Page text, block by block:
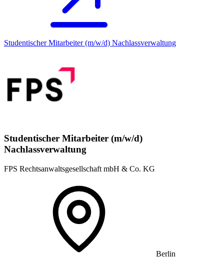
Studentischer Mitarbeiter (m/w/d) Nachlassverwaltung
Studentischer Mitarbeiter (m/w/d)
Nachlassverwaltung
FPS Rechtsanwaltsgesellschaft mbH & Co. KG
Berlin